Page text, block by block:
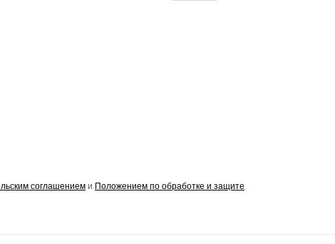
соглашением и Положением по обработке и защите